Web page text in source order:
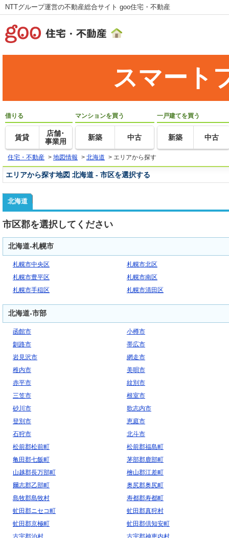
NTTグループ運営の不動産総合サイト goo住宅・不動産
スマート
借りる
賃貸
店舗･
事業用
マンションを買う
新築 中古
一戸建てを買う
新築 中古
住宅・不動産 > 地図情報 > 北海道 > エリアから探す
エリアから探す地図 北海道 - 市区を選択する
北海道
市区郡を選択してください
北海道-札幌市
札幌市中央区
札幌市北区
札幌市豊平区
札幌市南区
札幌市手稲区
札幌市清田区
北海道-市部
函館市
小樽市
釧路市
帯広市
岩見沢市
網走市
稚内市
美唄市
赤平市
紋別市
三笠市
根室市
砂川市
歌志内市
登別市
恵庭市
石狩市
北斗市
松前郡松前町
松前郡福島町
亀田郡七飯町
茅部郡鹿部町
山越郡長万部町
檜山郡江差町
爾志郡乙部町
奥尻郡奥尻町
島牧郡島牧村
寿都郡寿都町
虻田郡ニセコ町
虻田郡真狩村
虻田郡京極町
虻田郡倶知安町
古宇郡泊村
古宇郡神恵内村